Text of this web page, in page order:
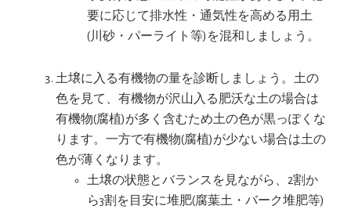
要に応じて排水性・通気性を高める用土
(川砂・パーライト等)を混和しましょう。
土壌に入る有機物の量を診断しましょう。土の
色を見て、有機物が沢山入る肥沃な土の場合は
有機物(腐植)が多く含むため土の色が黒っぽくな
ります。一方で有機物(腐植)が少ない場合は土の
色が薄くなります。
土壌の状態とバランスを見ながら、2割か
ら3割を目安に堆肥(腐葉土・バーク堆肥等)